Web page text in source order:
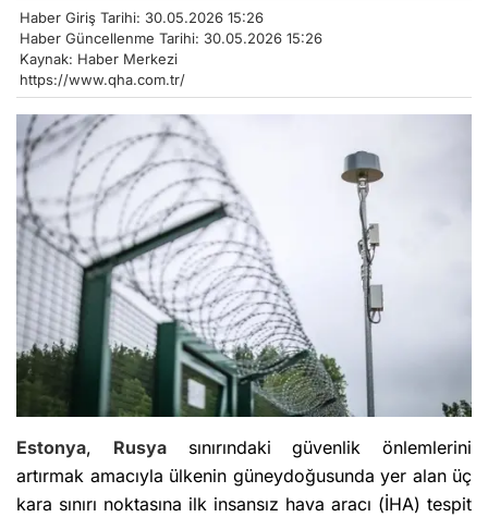
Haber Giriş Tarihi: 30.05.2026 15:26
Haber Güncellenme Tarihi: 30.05.2026 15:26
Kaynak: Haber Merkezi
https://www.qha.com.tr/
Estonya, Rusyasınırındaki güvenlik önlemlerini
artırmak amacıyla ülkenin güneydoğusunda yer alan üç
kara sınırı noktasına ilk insansız hava aracı (İHA) tespit